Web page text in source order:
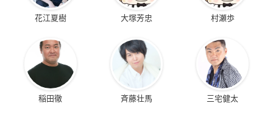
花江夏樹 大塚芳忠 村瀬歩
稲田徹 斉藤壮馬 三宅健太